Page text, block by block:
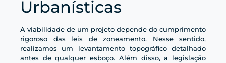
Urbanísticas
A viabilidade de um projeto depende do cumprimento
rigoroso das leis de zoneamento. Nesse sentido,
realizamos um levantamento topográfico detalhado
antes de qualquer esboço. Além disso, a legislação